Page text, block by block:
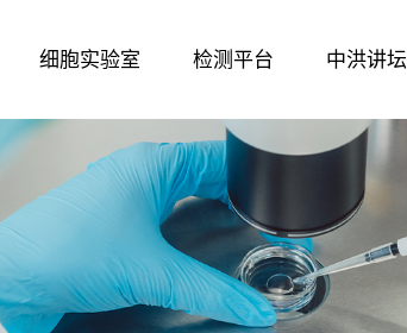
细胞实验室 检测平台 中洪讲坛